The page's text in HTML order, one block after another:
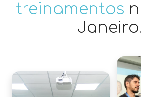
treinamentos
Janeiro.